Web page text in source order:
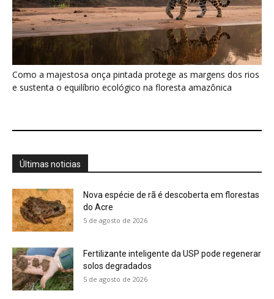
do Acre
5 de agosto de 2026
Fertilizante inteligente da USP pode regenerar
solos degradados
5 de agosto de 2026
Um simples tapete de musgo escondia
5 de agosto de 2026
5 de agosto de 2026